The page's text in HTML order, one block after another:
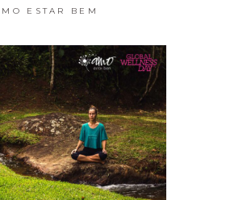
ESTAR BEM